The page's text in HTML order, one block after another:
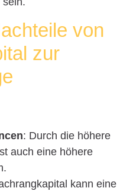
von
zur
: Durch die höhere
auch eine höhere
kann eine